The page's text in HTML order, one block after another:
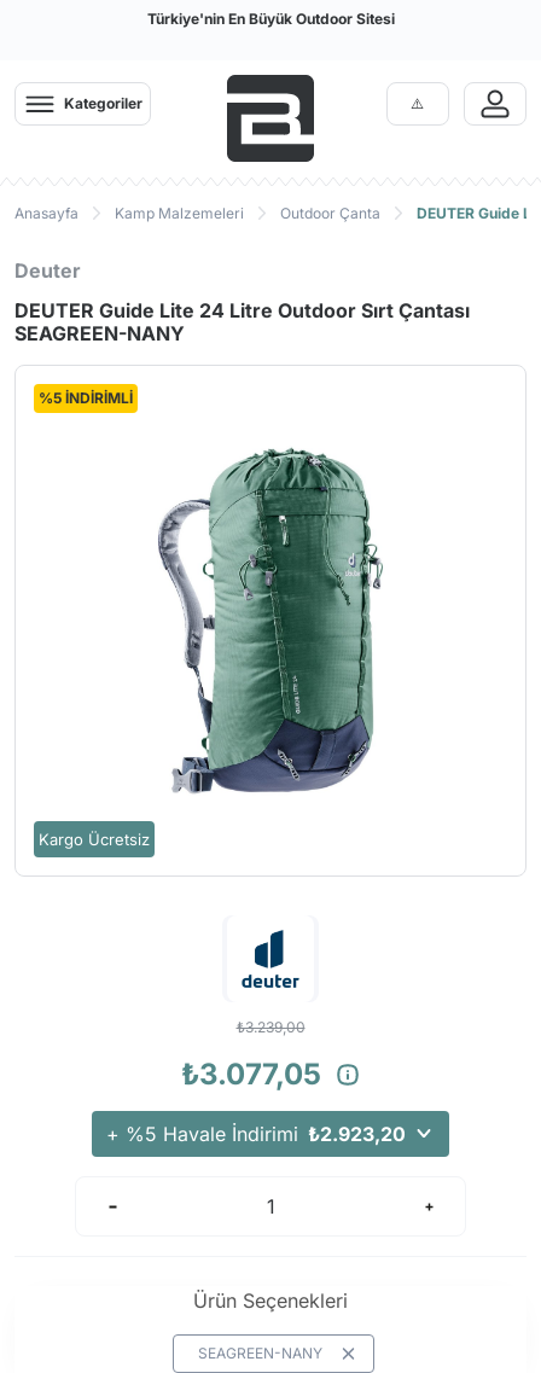
Türkiye'nin En Büyük Outdoor Sitesi
Kategoriler
Anasayfa Kamp Malzemeleri Outdoor Çanta DEUTER Guide
Deuter
DEUTER Guide Lite 24 Litre Outdoor Sırt Çantası
SEAGREEN-NANY
Kargo Ücretsiz
%5 İNDİRİMLİ
₺3.239,00
₺3.077,05
+ %5 Havale İndirimi ₺2.923,20
Ürün Seçenekleri
SEAGREEN-NANY